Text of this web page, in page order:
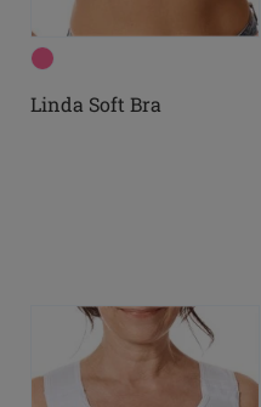
Linda Soft Bra